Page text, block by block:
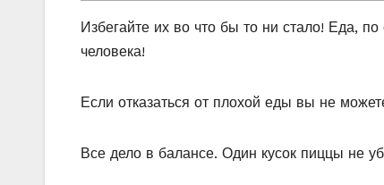
Избегайте их во что бы то ни стало! Еда,
человека!
Если отказаться от плохой еды вы не
Все дело в балансе. Один кусок пиццы не